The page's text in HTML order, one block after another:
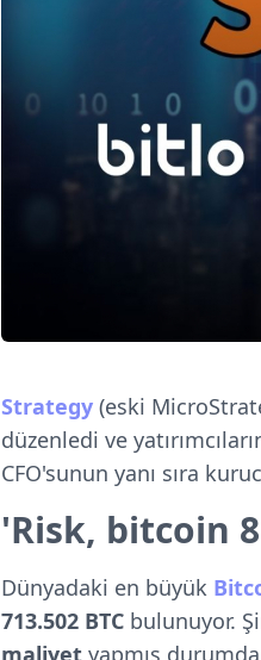
Strategy (eski
düzenledi ve
CFO'sunun yanı sıra
'Risk, bitcoin
Dünyadaki en büyük
713.502 BTC bulunuyor.
maliyet yapmış